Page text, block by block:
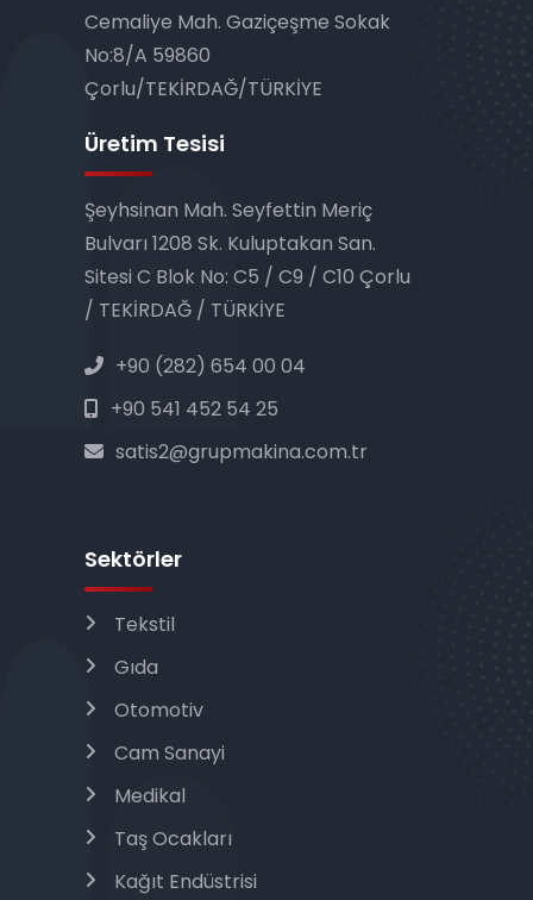
Cemaliye Mah. Gaziçeşme Sokak
No:8/A 59860
Çorlu/TEKİRDAĞ/TÜRKİYE
Üretim Tesisi
Şeyhsinan Mah. Seyfettin Meriç
Bulvarı 1208 Sk. Kulup­takan San.
Sitesi C Blok No: C5 / C9 / C10 Çorlu
/ TEKİRDAĞ / TÜRKİYE
+90 (282) 654 00 04
+90 541 452 54 25
satis2@grupmakina.com.tr
Sektörler
Tekstil
Gıda
Otomotiv
Cam Sanayi
Medikal
Taş Ocakları
Kağıt Endüstrisi